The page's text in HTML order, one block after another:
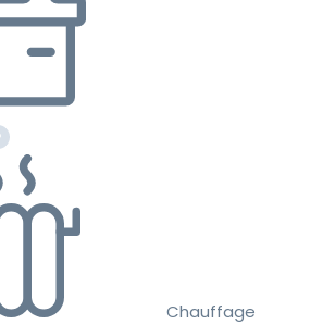
Chauffage